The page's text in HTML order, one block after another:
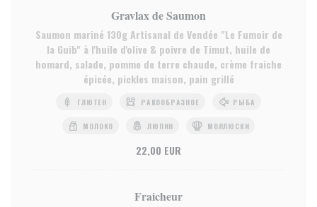
Gravlax de Saumon
Saumon mariné 130g Artisanal de Vendée "Le Fumoir de
la Guib" à l'huile d'olive & poivre de Timut, huile de
homard, salade, pomme de terre chaude, crème fraiche
épicée, pickles maison, pain grillé
ГЛЮТЕН РАКООБРАЗНОЕ РЫБА
МОЛОКО ЛЮПИН МОЛЛЮСКИ
22,00 EUR
Fraicheur